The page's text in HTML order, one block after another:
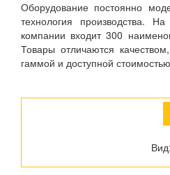
Оборудование постоянно
технология производства.
компании входит 300
Товары отличаются
гаммой и доступной
Вид: